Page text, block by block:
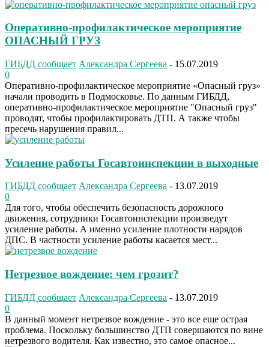
Оперативно-профилактическое мероприятие
ОПАСНЫЙ ГРУЗ
ГИБДД сообщает Александра Сергеева - 15.07.2019
0
Оперативно-профилактическое мероприятие «Опасный груз»
начали проводить в Подмосковье. По данным ГИБДД,
оперативно-профилактическое мероприятие "Опасный груз"
проводят, чтобы профилактировать ДТП. А также чтобы
пресечь нарушения правил...
Усиление работы Госавтоинспекции в выходные
ГИБДД сообщает Александра Сергеева - 13.07.2019
0
Для того, чтобы обеспечить безопасность дорожного
движения, сотрудники Госавтоинспекции произведут
усиление работы. А именно усиление плотности нарядов
ДПС. В частности усиление работы касается мест...
Нетрезвое вождение: чем грозит?
ГИБДД сообщает Александра Сергеева - 13.07.2019
0
В данный момент нетрезвое вождение - это все еще острая
проблема. Поскольку большинство ДТП совершаются по вине
нетрезвого водителя. Как известно, это самое опасное...